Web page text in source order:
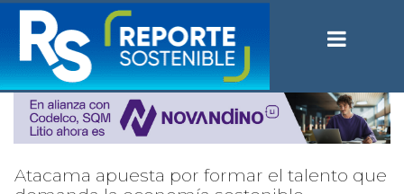
Atacama apuesta por formar el talento que